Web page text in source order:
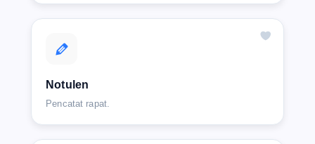
Notulen
Pencatat rapat.